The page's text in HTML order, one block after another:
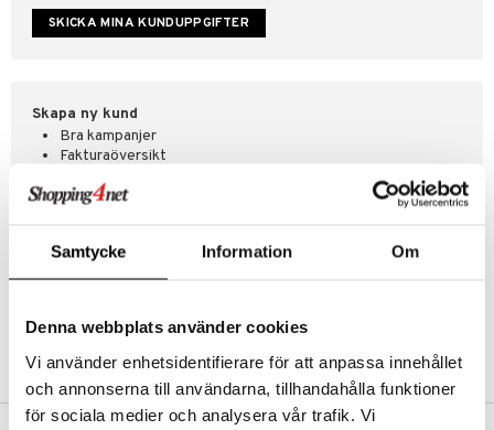
Samtycke Information Om
Denna webbplats använder cookies
Vi använder enhetsidentifierare för att anpassa innehållet
och annonserna till användarna, tillhandahålla funktioner
för sociala medier och analysera vår trafik. Vi
Skapa ny kund
Bra kampanjer
Fakturaöversikt
Abonnemang
Önskelistor
SKAPA KUND